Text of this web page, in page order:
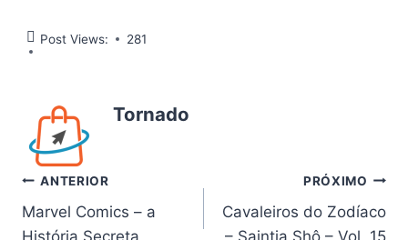
Post Views: 281
Tornado
Navegação
de
ANTERIOR
Marvel Comics – a
PRÓXIMO
Cavaleiros do Zodíaco